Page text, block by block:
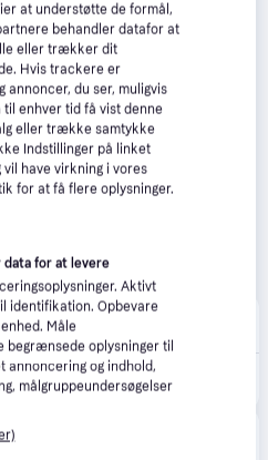
4.5 (1861)
(ComputerSalg) Hagen CATIT autom. foderautomat 2L til katte/ vand 50053 - 52722
Eller 3 betalinger af 83 kr.
at understøtte de formål,
behandler datafor at
eller trækker dit
Hvis trackere er
annoncer, du ser, muligvis
enhver tid få vist denne
eller trække samtykke
Indstillinger på linket
vil have virkning i vores
for at få flere oplysninger.
data for at levere
Aktivt
identifikation. Opbevare
Måle
begrænsede oplysninger til
annoncering og indhold,
målgruppeundersøgelser